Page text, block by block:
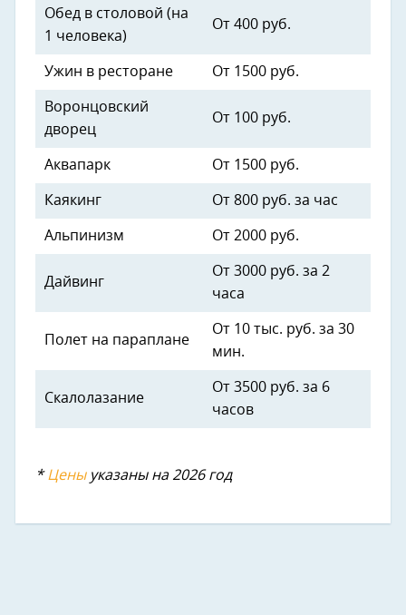
Обед в столовой (на
1 человека)
От 400 руб.
Ужин в ресторане От 1500 руб.
Воронцовский
дворец
От 100 руб.
Аквапарк От 1500 руб.
Каякинг От 800 руб. за час
Альпинизм От 2000 руб.
Дайвинг
От 3000 руб. за 2
часа
Полет на параплане
От 10 тыс. руб. за 30
мин.
Скалолазание
От 3500 руб. за 6
часов
* Ценыуказаны на 2026 год